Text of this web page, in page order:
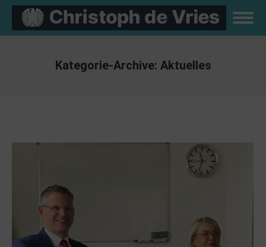
Kategorie-Archive: Aktuelles